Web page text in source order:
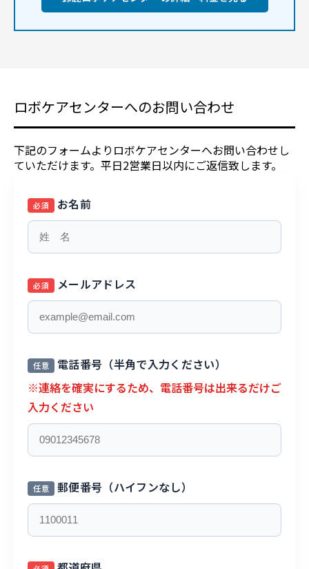
ロボケアセンターへのお問い合わせ
下記のフォームよりロボケアセンターへお問い合わせし
ていただけます。平日2営業日以内にご返信致します。
必須 お名前
必須 メールアドレス
任意
電話番号（半角で入力ください）
※連絡を確実にするため、電話番号は出来るだけご
入力ください
任意 郵便番号（ハイフンなし）